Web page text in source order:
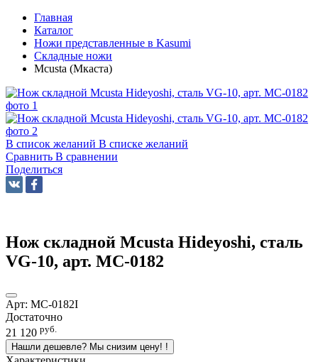
Главная
Каталог
Ножи представленные в Kasumi
Складные ножи
Mcusta (Мкаста)
В список желаний В списке желаний
Сравнить В сравнении
Поделиться
Нож складной Mcusta Hideyoshi, сталь
VG-10, арт. MC-0182
Арт: MC-0182I
Достаточно
21 120 руб.
Нашли дешевле? Мы снизим цену! !